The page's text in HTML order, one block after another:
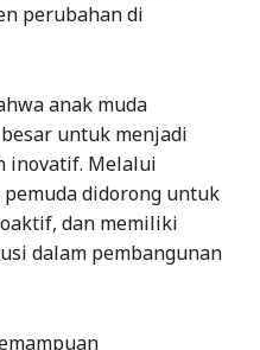
perubahan di
anak muda
untuk menjadi
inovatif. Melalui
didorong untuk
dan memiliki
dalam pembangunan